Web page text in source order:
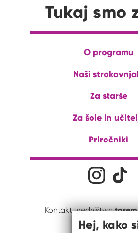
Tukaj smo
O programu
Naši
Za starše
Za šole in
Priročniki
Družabna omrežja
Na naš
Kontakt uredništva:
Hej, kako